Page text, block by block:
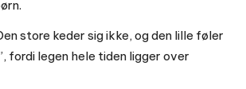
store keder sig ikke, og den lille føler
fordi legen hele tiden ligger over